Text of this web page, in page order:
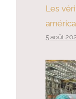
Les
5 août